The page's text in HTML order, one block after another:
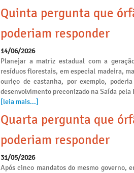
Quinta pergunta que
poderiam responder
14/06/2026
Planejar a matriz estadual com a
resíduos florestais, em especial madeira,
ouriço de castanha, por exemplo,
desenvolvimento preconizado na Saída pela
[leia mais...]
Quarta pergunta que
poderiam responder
31/05/2026
Após cinco mandatos do mesmo governo,